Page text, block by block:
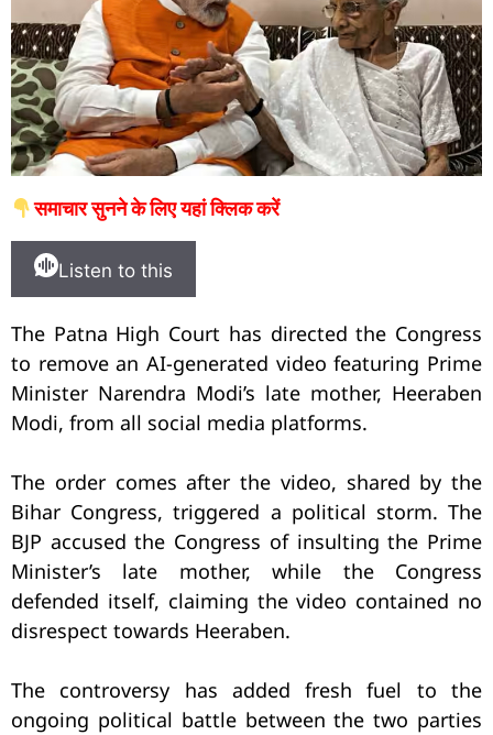
समाचार सुनने के लिए यहां क्लिक करें
Listen to this
The Patna High Court has directed the Congress
to remove an AI-generated video featuring Prime
Minister Narendra Modi’s late mother, Heeraben
Modi, from all social media platforms.
The order comes after the video, shared by the
Bihar Congress, triggered a political storm. The
BJP accused the Congress of insulting the Prime
Minister’s late mother, while the Congress
defended itself, claiming the video contained no
disrespect towards Heeraben.
The controversy has added fresh fuel to the
ongoing political battle between the two parties